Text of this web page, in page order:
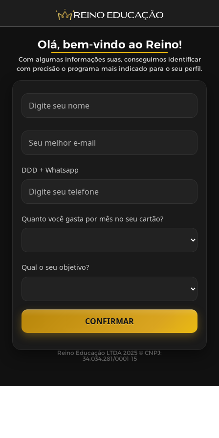
Olá, bem-vindo ao Reino!
Com algumas informações suas, conseguimos identificar
com precisão o programa mais indicado para o seu perfil.
DDD + Whatsapp
Quanto você gasta por mês no seu cartão?
Qual o seu objetivo?
CONFIRMAR
Reino Educação LTDA 2025 © CNPJ:
34.034.281/0001-15